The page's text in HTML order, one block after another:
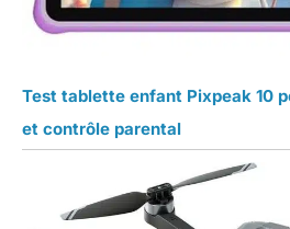
Test tablette enfant Pixpeak 10
et contrôle parental